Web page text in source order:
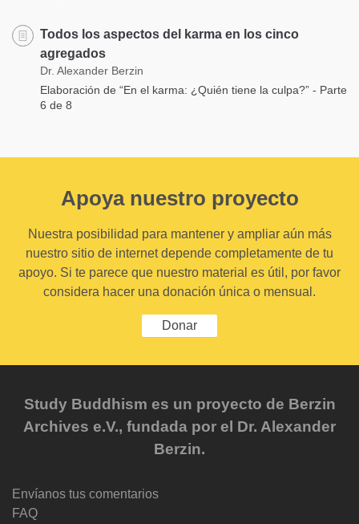
Todos los aspectos del karma en los cinco
agregados
Dr. Alexander Berzin
Elaboración de “En el karma: ¿Quién tiene la culpa?” - Parte
6 de 8
Apoya nuestro proyecto
Nuestra posibilidad para mantener y ampliar aún más
nuestro sitio de internet depende completamente de tu
apoyo. Si te parece que nuestro material es útil, por favor
considera hacer una donación única o mensual.
Donar
Study Buddhism es un proyecto de Berzin
Archives e.V., fundada por el Dr. Alexander
Berzin.
Envíanos tus comentarios
FAQ